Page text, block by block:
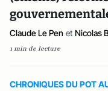
Claude Le Pen et Nicolas
1 min de lecture
CHRONIQUES DU POT